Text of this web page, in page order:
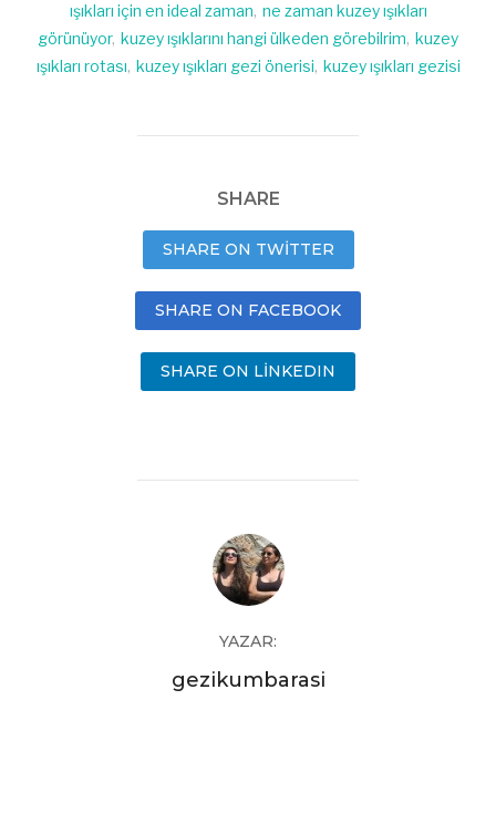
ışıkları için en ideal zaman, ne zaman kuzey ışıkları
görünüyor, kuzey ışıklarını hangi ülkeden görebilrim, kuzey
ışıkları rotası, kuzey ışıkları gezi önerisi, kuzey ışıkları gezisi
SHARE
SHARE ON TWITTER
SHARE ON FACEBOOK
SHARE ON LINKEDIN
YAZAR:
gezikumbarasi